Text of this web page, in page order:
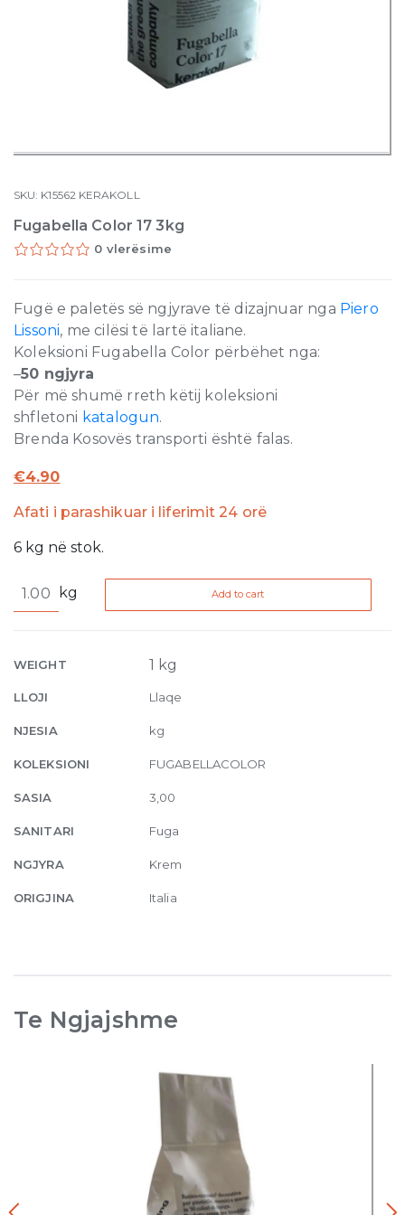
SKU: K15562 KERAKOLL
Fugabella Color 17 3kg
0 vlerësime
Fugë e paletës së ngjyrave të dizajnuar nga Piero
Lissoni, me cilësi të lartë italiane.
Koleksioni Fugabella Color përbëhet nga:
–50 ngjyra
Për më shumë rreth këtij koleksioni
shfletoni katalogun.
Brenda Kosovës transporti është falas.
€4.90
Afati i parashikuar i liferimit 24 orë
6 kg në stok.
Color
quantity
kg Add to cart
WEIGHT 1 kg
LLOJI Llaqe
NJESIA kg
KOLEKSIONI FUGABELLACOLOR
SASIA 3,00
SANITARI Fuga
NGJYRA Krem
ORIGJINA Italia
Te Ngjajshme